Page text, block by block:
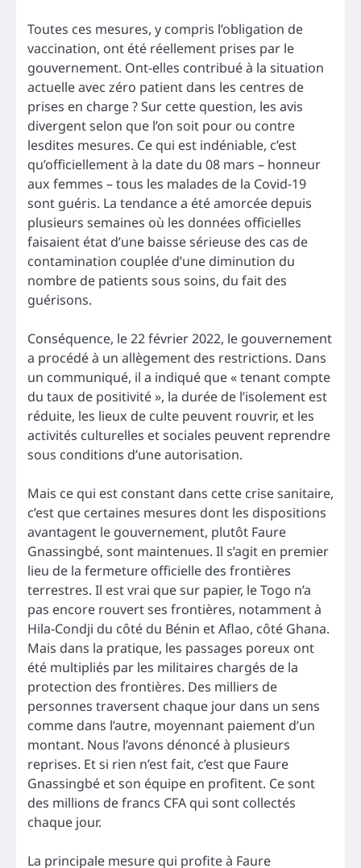
Toutes ces mesures, y compris l’obligation de
vaccination, ont été réellement prises par le
gouvernement. Ont-elles contribué à la situation
actuelle avec zéro patient dans les centres de
prises en charge ? Sur cette question, les avis
divergent selon que l’on soit pour ou contre
lesdites mesures. Ce qui est indéniable, c’est
qu’officiellement à la date du 08 mars – honneur
aux femmes – tous les malades de la Covid-19
sont guéris. La tendance a été amorcée depuis
plusieurs semaines où les données officielles
faisaient état d’une baisse sérieuse des cas de
contamination couplée d’une diminution du
nombre de patients sous soins, du fait des
guérisons.
Conséquence, le 22 février 2022, le gouvernement
a procédé à un allègement des restrictions. Dans
un communiqué, il a indiqué que « tenant compte
du taux de positivité », la durée de l’isolement est
réduite, les lieux de culte peuvent rouvrir, et les
activités culturelles et sociales peuvent reprendre
sous conditions d’une autorisation.
Mais ce qui est constant dans cette crise sanitaire,
c’est que certaines mesures dont les dispositions
avantagent le gouvernement, plutôt Faure
Gnassingbé, sont maintenues. Il s’agit en premier
lieu de la fermeture officielle des frontières
terrestres. Il est vrai que sur papier, le Togo n’a
pas encore rouvert ses frontières, notamment à
Hila-Condji du côté du Bénin et Aflao, côté Ghana.
Mais dans la pratique, les passages poreux ont
été multipliés par les militaires chargés de la
protection des frontières. Des milliers de
personnes traversent chaque jour dans un sens
comme dans l’autre, moyennant paiement d’un
montant. Nous l’avons dénoncé à plusieurs
reprises. Et si rien n’est fait, c’est que Faure
Gnassingbé et son équipe en profitent. Ce sont
des millions de francs CFA qui sont collectés
chaque jour.
La principale mesure qui profite à Faure